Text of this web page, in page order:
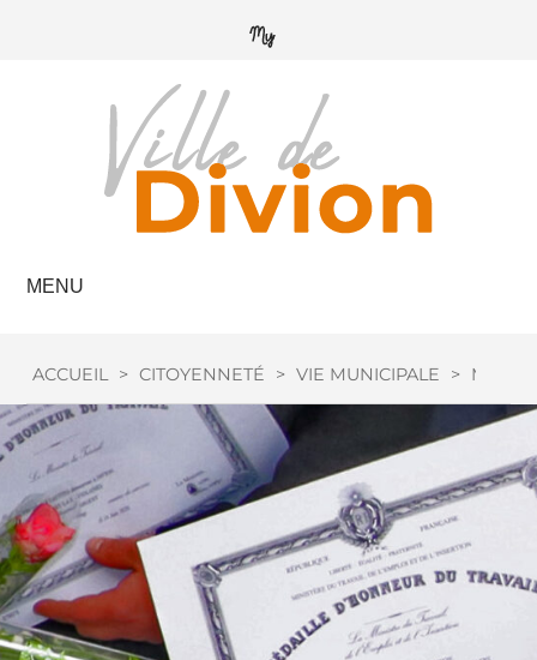
MENU
ACCUEIL > CITOYENNETÉ > VIE MUNICIPALE >